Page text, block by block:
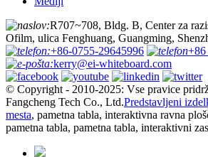
:R707~708, Bldg. B, Center za
Ofilm, ulica Fenghuang, Guangming,
:+86-0755-29645996
+86
:kerry@ei-whiteboard.com
© Copyright - 2010-2025: Vse pravice
Fangcheng Tech Co., Ltd.Predstavljeni
mesta, pametna tabla, interaktivna ravna
pametna tabla, pametna tabla, interaktivni